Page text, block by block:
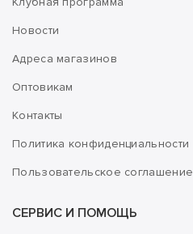
Новости
Адреса магазинов
Оптовикам
Контакты
Политика конфиденциальности
Пользовательское соглашение
СЕРВИС И ПОМОЩЬ